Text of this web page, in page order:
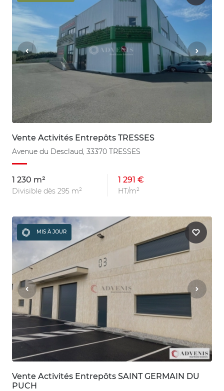
Vente Activités Entrepôts TRESSES
Avenue du Desclaud, 33370 TRESSES
1 230 m²
Divisible dès 295 m²
1 291 €
HT/m²
MIS À JOUR
Vente Activités Entrepôts SAINT GERMAIN DU
PUCH